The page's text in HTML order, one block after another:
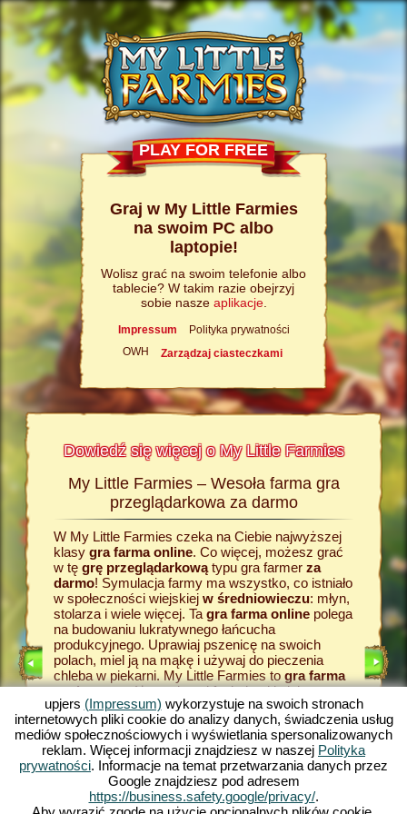
PLAY FOR FREE
Graj w My Little Farmies
na swoim PC albo
laptopie!
Wolisz grać na swoim telefonie albo
tablecie? W takim razie obejrzyj
sobie nasze aplikacje.
Impressum
Polityka prywatności
OWH
Zarządzaj ciasteczkami
Dowiedź się więcej o My Little Farmies
o
My Little Farmies – Wesoła farma gra
przeglądarkowa za darmo
W My Little Farmies czeka na Ciebie najwyższej
klasy gra farma online. Co więcej, możesz grać
w tę grę przeglądarkowątypu gra farmer za
darmo! Symulacja farmy ma wszystko, co istniało
w społeczności wiejskiej w średniowieczu: młyn,
stolarza i wiele więcej. Ta gra farma onlinepolega
na budowaniu lukratywnego łańcucha
produkcyjnego. Uprawiaj pszenicę na swoich
polach, miel ją na mąkę i używaj do pieczenia
chleba w piekarni. My Little Farmies to gra farma
za darmoz różnorodnymi funkcjami i piękną
grafiką. W tej grze typu farmagra online
zajmujesz się rolnictwem we wszystkich jego
aspektach: od uprawy warzyw po hodowlę
zwierząt. Spotkasz tradycyjne zwierzęta
hodowlane, takie jak świnia Mangalica czy kura
jedwabista. Stwórz kwitnące krajobrazy w My
Little Farmies - zagraj teraz za darmo w jedną z
grze
zboże.
farmy,
temu
w My
pojawią
towary.
farma
upjers (Impressum) wykorzystuje na swoich stronach
internetowych pliki cookie do analizy danych, świadczenia usług
mediów społecznościowych i wyświetlania spersonalizowanych
reklam. Więcej informacji znajdziesz w naszej Polityka
prywatności. Informacje na temat przetwarzania danych przez
Google znajdziesz pod adresem
https://business.safety.google/privacy/.